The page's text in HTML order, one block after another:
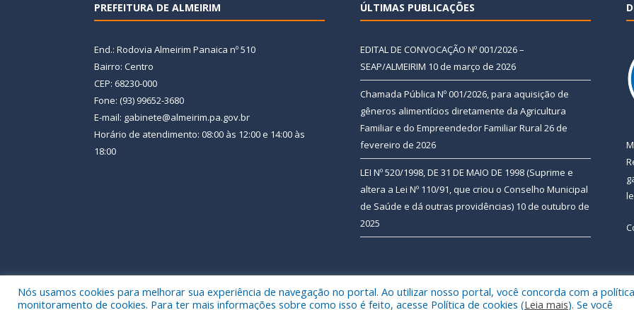
PREFEITURA DE ALMEIRIM
End.: Rodovia Almeirim Panaica nº 510
Bairro: Centro
CEP: 68230-000
Fone: (93) 99652-3680
E-mail: gabinete@almeirim.pa.gov.br
Horário de atendimento: 08:00 às 12:00 e 14:00 às
18:00
ÚLTIMAS PUBLICAÇÕES
EDITAL DE CONVOCAÇÃO Nº 001/2026 –
SEAP/ALMEIRIM 10 de março de 2026
Chamada Pública Nº 001/2026, para aquisição de
gêneros alimentícios diretamente da Agricultura
Familiar e do Empreendedor Familiar Rural 26 de
fevereiro de 2026
LEI Nº 520/1998, DE 31 DE MAIO DE 1998 (Suprime e
altera a Lei Nº 110/91, que criou o Conselho Municipal
de Saúde e dá outras providências) 10 de outubro de
2025
Todos os direitos reservados a Prefeitura Municipal de Almeirim. Mapa do Site
Nós usamos cookies para melhorar sua experiência de navegação no portal. Ao utilizar nosso portal, você concorda com a
monitoramento de cookies. Para ter mais informações sobre como isso é feito, acesse Política de cookies (Leia mais). Se você